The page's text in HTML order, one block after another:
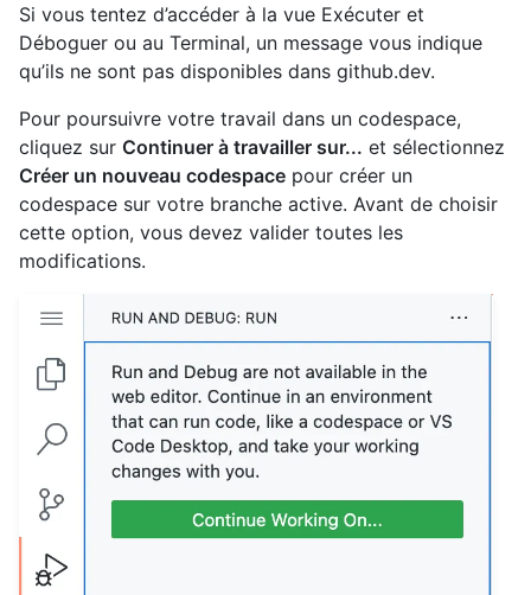
Si vous tentez d’accéder à la vue Exécuter et
Déboguer ou au Terminal, un message vous indique
qu’ils ne sont pas disponibles dans github.dev.
Pour poursuivre votre travail dans un codespace,
cliquez sur Continuer à travailler sur... et sélectionnez
Créer un nouveau codespace pour créer un
codespace sur votre branche active. Avant de choisir
cette option, vous devez valider toutes les
modifications.